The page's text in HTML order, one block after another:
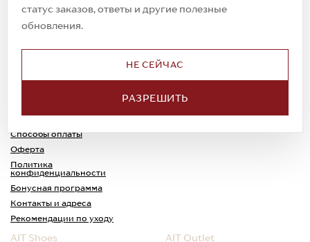
статус заказов, ответы и другие полезные
обновления.
НЕ СЕЙЧАС
РАЗРЕШИТЬ
© 2023. AIT Shoes
Все права защищены
Доставка
Способы оплаты
Оферта
Политика
конфиденциальности
Обмен и возврат
Каспи-Ред
Бонусная программа
Контакты и адреса
Рекомендации по уходу
AIT Shoes AIT Outlet